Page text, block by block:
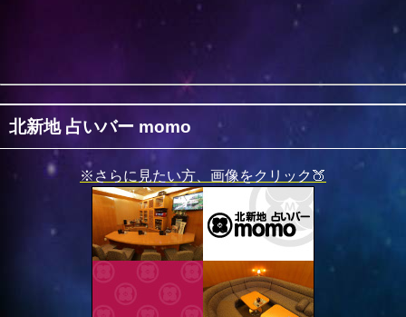
北新地 占いバー momo
※さらに見たい方、画像をクリック🍑